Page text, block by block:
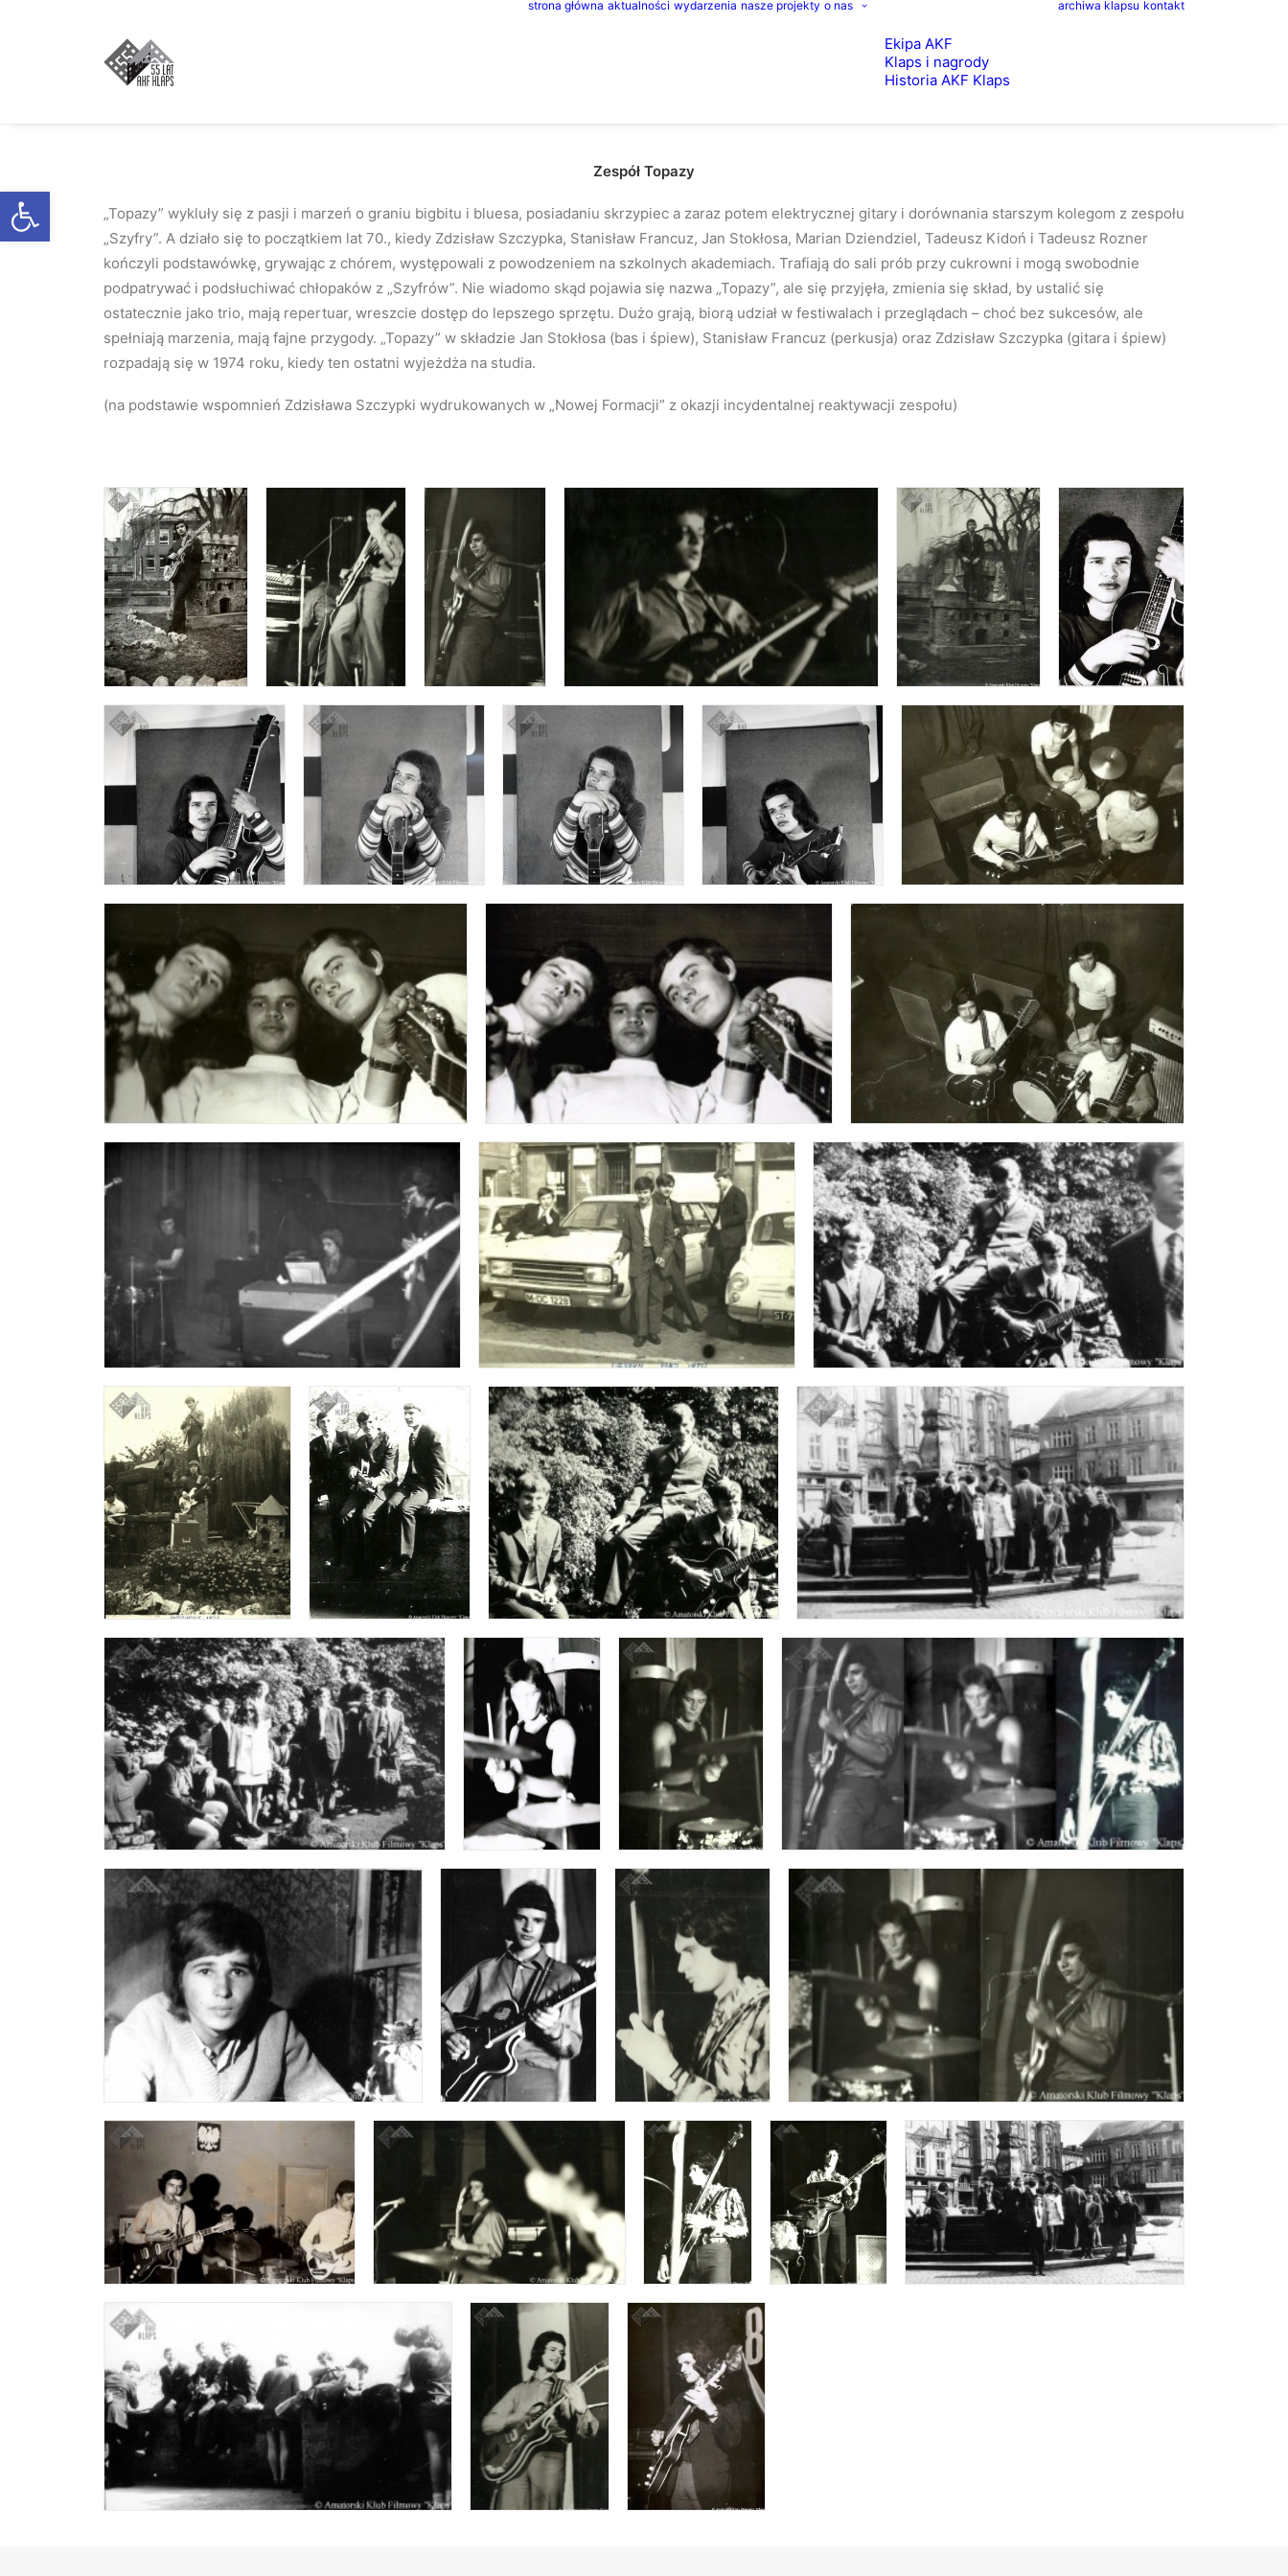
Otwórz pasek narzędzi
strona główna aktualności wydarzenia nasze projekty o nas
Ekipa AKF
Klaps i nagrody
Historia AKF Klaps
archiwa klapsu kontakt
Zespół Topazy
„Topazy” wykluły się z pasji i marzeń o graniu bigbitu i bluesa, posiadaniu skrzypiec a zaraz potem elektrycznej gitary i dorównania starszym kolegom z zespołu
„Szyfry”. A działo się to początkiem lat 70., kiedy Zdzisław Szczypka, Stanisław Francuz, Jan Stokłosa, Marian Dziendziel, Tadeusz Kidoń i Tadeusz Rozner
kończyli podstawówkę, grywając z chórem, występowali z powodzeniem na szkolnych akademiach. Trafiają do sali prób przy cukrowni i mogą swobodnie
podpatrywać i podsłuchiwać chłopaków z „Szyfrów”. Nie wiadomo skąd pojawia się nazwa „Topazy”, ale się przyjęła, zmienia się skład, by ustalić się
ostatecznie jako trio, mają repertuar, wreszcie dostęp do lepszego sprzętu. Dużo grają, biorą udział w festiwalach i przeglądach – choć bez sukcesów, ale
spełniają marzenia, mają fajne przygody. „Topazy” w składzie Jan Stokłosa (bas i śpiew), Stanisław Francuz (perkusja) oraz Zdzisław Szczypka (gitara i śpiew)
rozpadają się w 1974 roku, kiedy ten ostatni wyjeżdża na studia.
(na podstawie wspomnień Zdzisława Szczypki wydrukowanych w „Nowej Formacji” z okazji incydentalnej reaktywacji zespołu)